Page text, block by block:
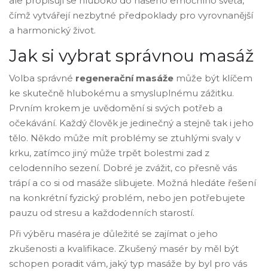
čímž vytvářejí nezbytné předpoklady pro vyrovnanější
a harmonický život.
Jak si vybrat správnou masáž
Volba správné regenerační masáže může být klíčem
ke skutečně hlubokému a smysluplnému zážitku.
Prvním krokem je uvědomění si svých potřeb a
očekávání. Každý člověk je jedinečný a stejně tak i jeho
tělo. Někdo může mít problémy se ztuhlými svaly v
krku, zatímco jiný může trpět bolestmi zad z
celodenního sezení. Dobré je zvážit, co přesně vás
trápí a co si od masáže slibujete. Možná hledáte řešení
na konkrétní fyzický problém, nebo jen potřebujete
pauzu od stresu a každodenních starostí.
Při výběru maséra je důležité se zajímat o jeho
zkušenosti a kvalifikace. Zkušený masér by měl být
schopen poradit vám, jaký typ masáže by byl pro vás